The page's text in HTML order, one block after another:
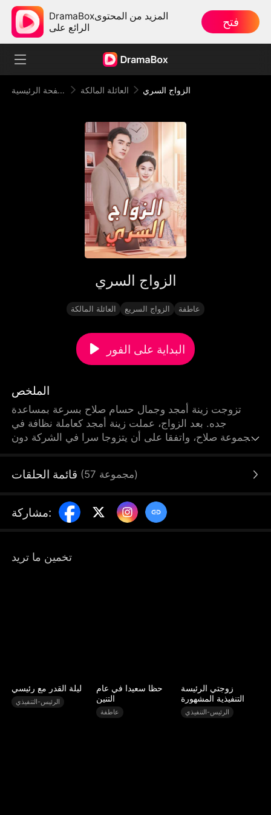
DramaBoxالمزيد من المحتوى
الرائع على
فتح
الصفحة الرئيسية العائلة المالكة الزواج السري
الزواج السري
العائلة المالكة الزواج السريع عاطفة
البداية على الفور
الملخص
تزوجت زينة أمجد وجمال حسام صلاح بسرعة بمساعدة
جده. بعد الزواج، عملت زينة أمجد كعاملة نظافة في
مجموعة صلاح، واتفقا على أن يتزوجا سرا في الشركة دون
كانت صديقة جمال الطفولية، وكانت تحبه في صمت،
للإيقاع بزينة أمجد، محاولة تدمير زواجها مع جمال
قائمة الحلقات (57 مجموعة)
مشاركة:
تخمين ما تريد
ليلة القدر مع رئيسي
الرئيس-التنفيذي
حظا سعيدا في عام
التنين
عاطفة
زوجتي الرئيسة
التنفيذية المشهورة
الرئيس-التنفيذي